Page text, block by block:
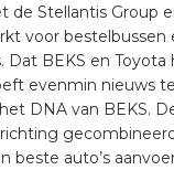
de Stellantis Group
voor bestelbussen
Dat BEKS en Toyota
evenmin nieuws
DNA van BEKS.
beste auto’s